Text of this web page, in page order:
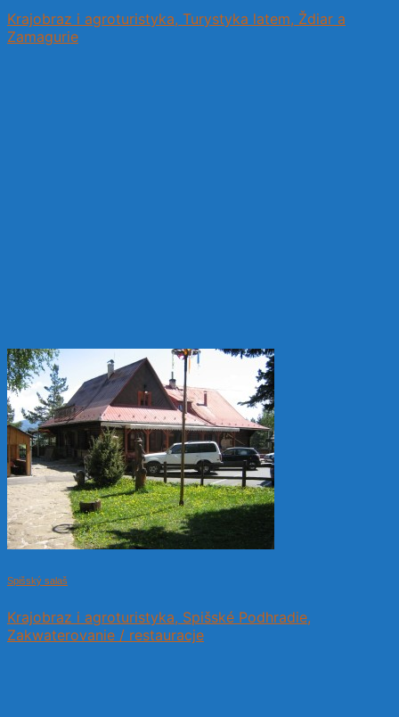
Krajobraz i agroturistyka, Turystyka latem, Ždiar a
Zamagurie
Spišský salaš
Krajobraz i agroturistyka, Spišské Podhradie,
Zakwaterovanie / restauracje